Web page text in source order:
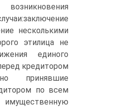
несколькими
этилица не
единого
кредитором
принявшие
по всем